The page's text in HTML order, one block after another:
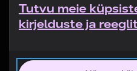
Tutvu meie
kirjelduste ja